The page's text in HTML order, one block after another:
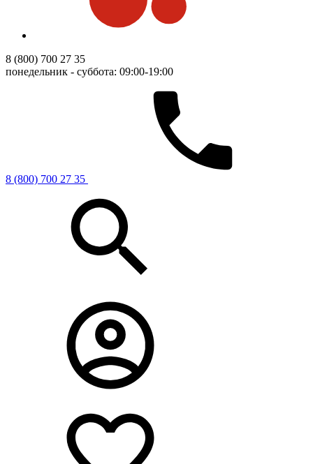
8 (800) 700 27 35
понедельник - суббота: 09:00-19:00
8 (800) 700 27 35